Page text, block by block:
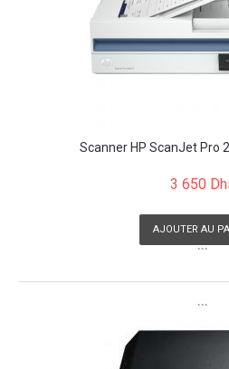
Scanner HP ScanJet Pro
3 650
AJOUTER AU
```
```